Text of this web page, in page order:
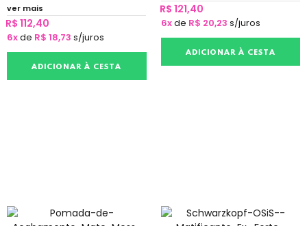
ver mais
R$ 112,40
6xde R$ 18,73 s/juros
ADICIONAR À CESTA
R$ 121,40
6xde R$ 20,23 s/juros
ADICIONAR À CESTA